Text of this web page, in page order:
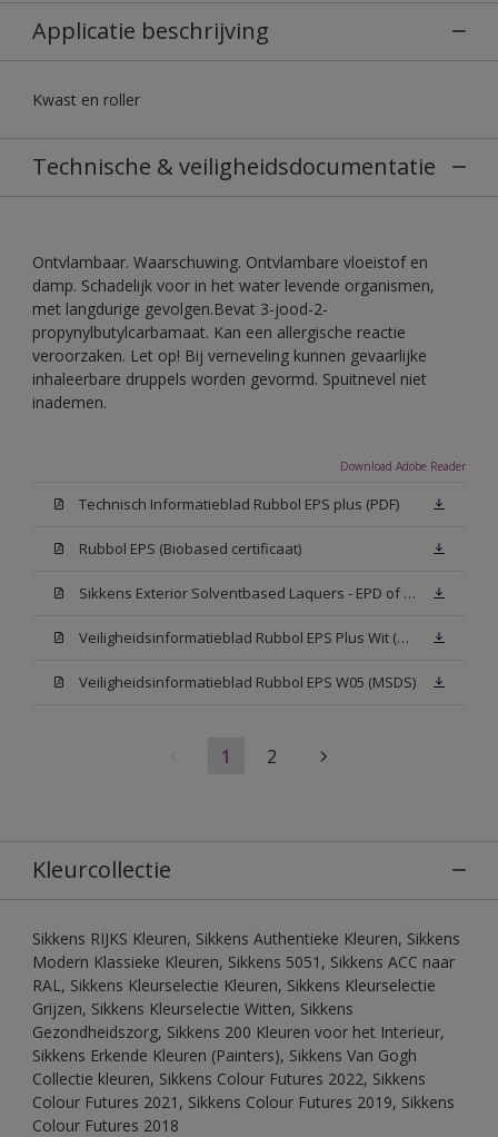
Applicatie beschrijving
Kwast en roller
Technische & veiligheidsdocumentatie
Ontvlambaar. Waarschuwing. Ontvlambare vloeistof en
damp. Schadelijk voor in het water levende organismen,
met langdurige gevolgen.Bevat 3-jood-2-
propynylbutylcarbamaat. Kan een allergische reactie
veroorzaken. Let op! Bij verneveling kunnen gevaarlijke
inhaleerbare druppels worden gevormd. Spuitnevel niet
inademen.
Download Adobe Reader
Technisch Informatieblad Rubbol EPS plus (PDF)
Rubbol EPS (Biobased certificaat)
Sikkens Exterior Solventbased Laquers - EPD of Milieuproductverklaring
Veiligheidsinformatieblad Rubbol EPS Plus Wit (MSDS)
Veiligheidsinformatieblad Rubbol EPS W05 (MSDS)
1 2
Kleurcollectie
Sikkens RIJKS Kleuren, Sikkens Authentieke Kleuren, Sikkens
Modern Klassieke Kleuren, Sikkens 5051, Sikkens ACC naar
RAL, Sikkens Kleurselectie Kleuren, Sikkens Kleurselectie
Grijzen, Sikkens Kleurselectie Witten, Sikkens
Gezondheidszorg, Sikkens 200 Kleuren voor het Interieur,
Sikkens Erkende Kleuren (Painters), Sikkens Van Gogh
Collectie kleuren, Sikkens Colour Futures 2022, Sikkens
Colour Futures 2021, Sikkens Colour Futures 2019, Sikkens
Colour Futures 2018